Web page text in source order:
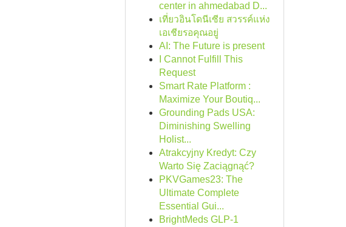
center in ahmedabad D...
เที่ยวอินโดนีเซีย สวรรค์แห่ง
เอเชียรอคุณอยู่
AI: The Future is present
I Cannot Fulfill This
Request
Smart Rate Platform :
Maximize Your Boutiq...
Grounding Pads USA:
Diminishing Swelling
Holist...
Atrakcyjny Kredyt: Czy
Warto Się Zaciągnąć?
PKVGames23: The
Ultimate Complete
Essential Gui...
BrightMeds GLP-1